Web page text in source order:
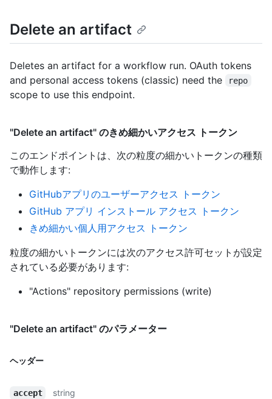
Delete an artifact
Deletes an artifact for a workflow run. OAuth tokens
and personal access tokens (classic) need the
repo
scope to use this endpoint.
"Delete an artifact" のきめ細かいアクセス トークン
このエンドポイントは、次の粒度の細かいトークンの種類
で動作します:
GitHubアプリのユーザーアクセス トークン
GitHub アプリ インストール アクセス トークン
きめ細かい個人用アクセス トークン
粒度の細かいトークンには次のアクセス許可セットが設定
されている必要があります:
"Actions" repository permissions (write)
"Delete an artifact" のパラメーター
ヘッダー
accept string